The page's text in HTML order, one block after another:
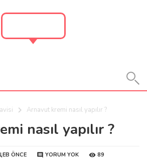
Arnavut kremi nasıl yapılır ?
nasıl yapılır ?
ÖNCE YORUM YOK 89